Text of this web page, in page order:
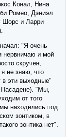
Конал, Нина
Ромео, Дэниэл
Шорс и Ларри
"Я очень
нервничаю и мой
скручен,
я не знаю, что
в эти выходные"
Пасадене). "Мы,
от того
находились под
зонтиком, в
зонтика нет".